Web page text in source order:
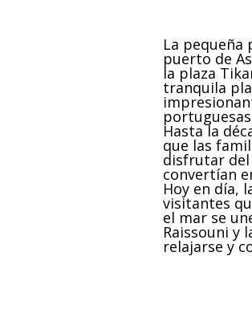
La pequeña
puerto de
la plaza
tranquila
Hasta la
que las
disfrutar del
convertían
Hoy en día,
visitantes
el mar se
Raissouni y
relajarse y